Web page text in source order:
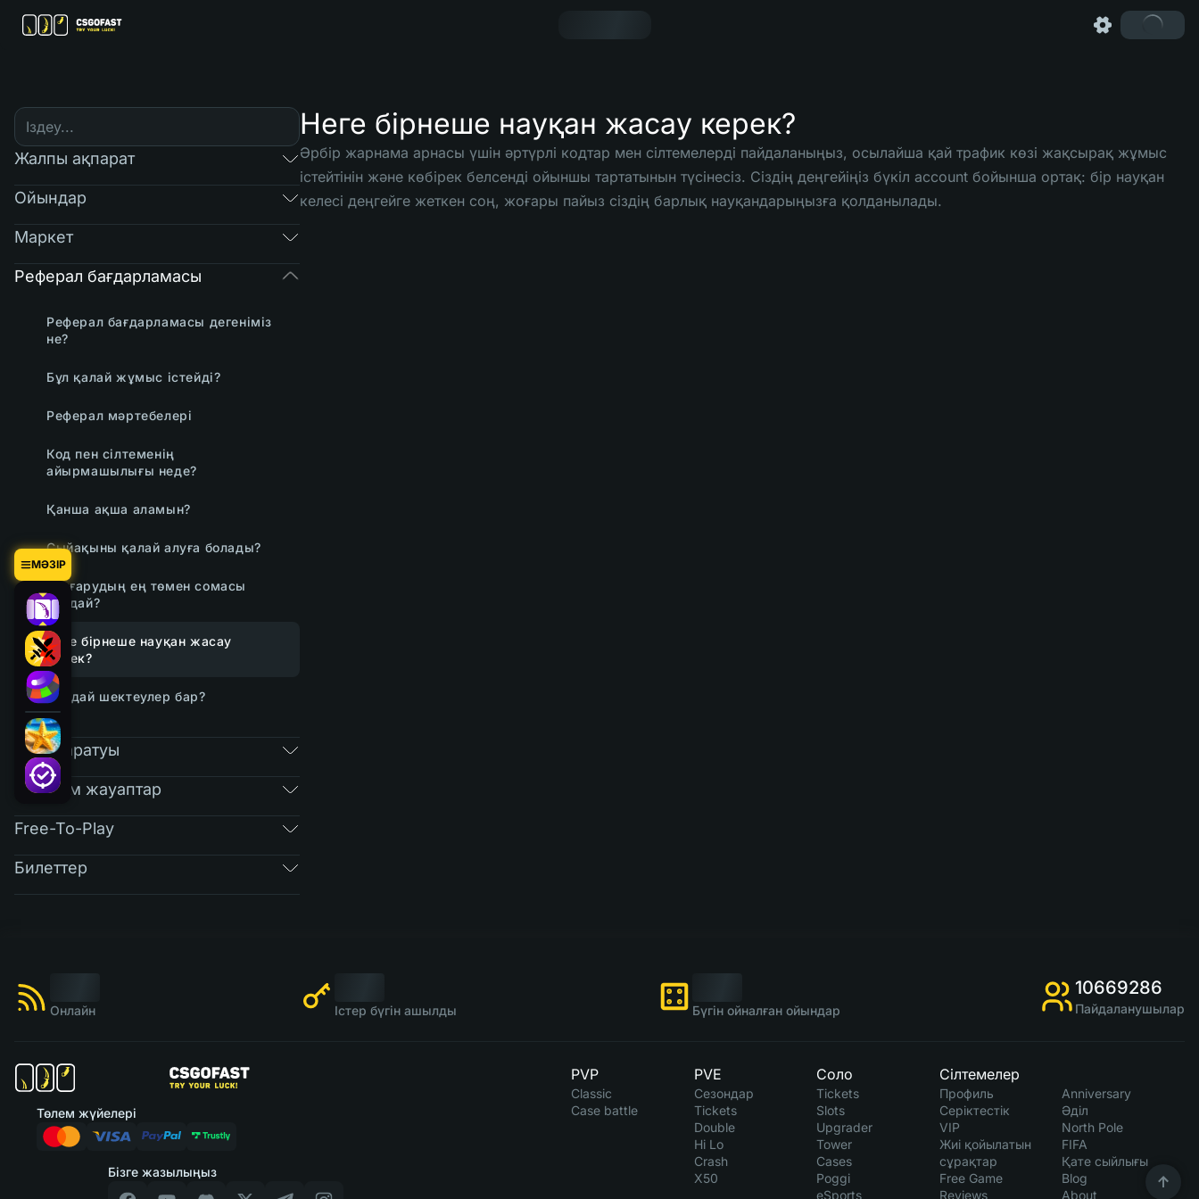
МӘЗІР
Жалпы ақпарат
Ойындар
Маркет
Реферал бағдарламасы
Реферал бағдарламасы дегеніміз
не?
Бұл қалай жұмыс істейді?
Реферал мәртебелері
Код пен сілтеменің
айырмашылығы неде?
Қанша ақша аламын?
Сыйақыны қалай алуға болады?
Шығарудың ең төмен сомасы
қандай?
Неге бірнеше науқан жасау
керек?
Қандай шектеулер бар?
RAIN таратуы
Жылдам жауаптар
Free-To-Play
Билеттер
Неге бірнеше науқан жасау керек?
Әрбір жарнама арнасы үшін әртүрлі кодтар мен сілтемелерді пайдаланыңыз, осылайша қай трафик көзі жақсырақ жұмыс
істейтінін және көбірек белсенді ойыншы тартатынын түсінесіз. Сіздің деңгейіңіз бүкіл account бойынша ортақ: бір науқан
келесі деңгейге жеткен соң, жоғары пайыз сіздің барлық науқандарыңызға қолданылады.
Онлайн Істер бүгін ашылды Бүгін ойналған ойындар
10669286
Пайдаланушылар
Бізге жазылыңыз
Төлем жүйелері
PVP
Classic
Case battle
PVE
Сезондар
Tickets
Double
Hi Lo
Crash
X50
Соло
Tickets
Slots
Upgrader
Tower
Cases
Poggi
eSports
Сілтемелер
Профиль
Серіктестік
VIP
Жиі қойылатын
сұрақтар
Free Game
Reviews
Anniversary
Әділ
North Pole
FIFA
Қате сыйлығы
Blog
About